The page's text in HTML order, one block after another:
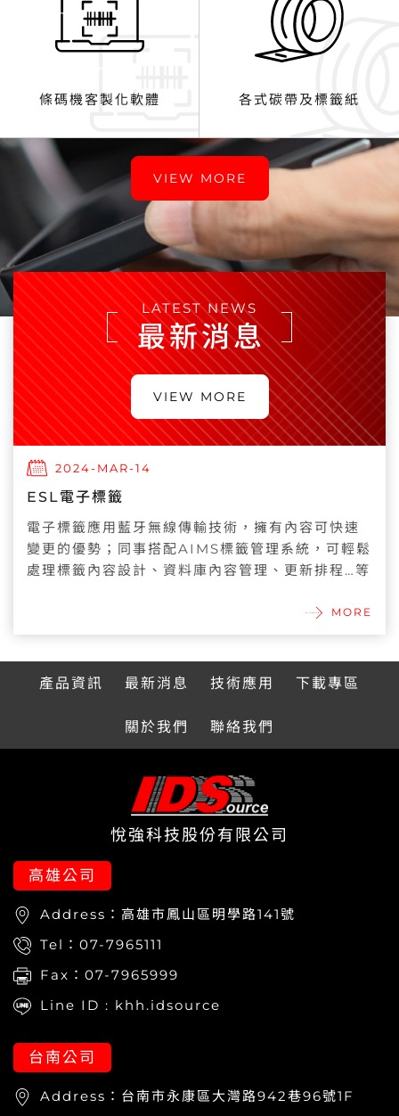
條碼機客製化軟體 各式碳帶及標籤紙
VIEW MORE
LATEST NEWS
最新消息
VIEW MORE
2024-MAR-14
ESL電子標籤
電子標籤應用藍牙無線傳輸技術，擁有內容可快速
變更的優勢；同事搭配AIMS標籤管理系統，可輕鬆
處理標籤內容設計、資料庫內容管理、更新排程…等
MORE
產品資訊 最新消息 技術應用 下載專區
關於我們 聯絡我們
悅強科技股份有限公司
高雄公司
Address： 高雄市鳳山區明學路141號
Tel： 07-7965111
Fax：07-7965999
Line ID : khh.idsource
台南公司
Address： 台南市永康區大灣路942巷96號1F